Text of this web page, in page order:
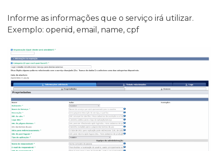
Informe as informações que o serviço irá utilizar.
Exemplo: openid, email, name, cpf